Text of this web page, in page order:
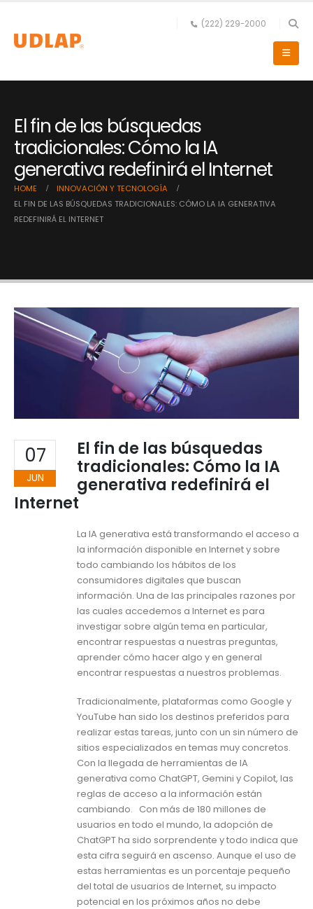
(222) 229-2000
El fin de las búsquedas
tradicionales: Cómo la IA
generativa redefinirá el Internet
HOME
INNOVACIÓN Y TECNOLOGÍA
EL FIN DE LAS BÚSQUEDAS TRADICIONALES: CÓMO LA IA GENERATIVA
REDEFINIRÁ EL INTERNET
07
JUN
El fin de las búsquedas
tradicionales: Cómo la IA
generativa redefinirá el
Internet
La IA generativa está transformando el acceso a
la información disponible en Internet y sobre
todo cambiando los hábitos de los
consumidores digitales que buscan
información. Una de las principales razones por
las cuales accedemos a Internet es para
investigar sobre algún tema en particular,
encontrar respuestas a nuestras preguntas,
aprender cómo hacer algo y en general
encontrar respuestas a nuestros problemas.
Tradicionalmente, plataformas como Google y
YouTube han sido los destinos preferidos para
realizar estas tareas, junto con un sin número de
sitios especializados en temas muy concretos.
Con la llegada de herramientas de IA
generativa como ChatGPT, Gemini y Copilot, las
reglas de acceso a la información están
cambiando. Con más de 180 millones de
usuarios en todo el mundo, la adopción de
ChatGPT ha sido sorprendente y todo indica que
esta cifra seguirá en ascenso. Aunque el uso de
estas herramientas es un porcentaje pequeño
del total de usuarios de Internet, su impacto
potencial en los próximos años no debe